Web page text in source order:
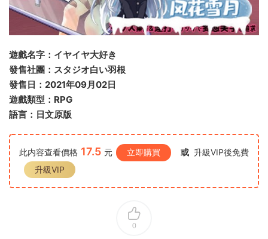
遊戲名字： イヤイヤ大好き
發售社團： スタジオ白い羽根
發售日：2021年09月02日
遊戲類型：RPG
語言：日文原版
此内容查看價格 17.5 元 立即購買 或 升級VIP後免費
升級VIP
0